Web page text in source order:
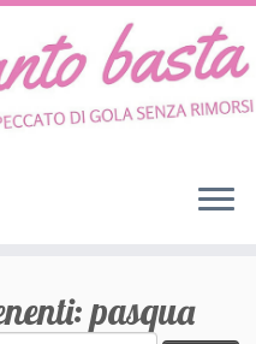
pasqua